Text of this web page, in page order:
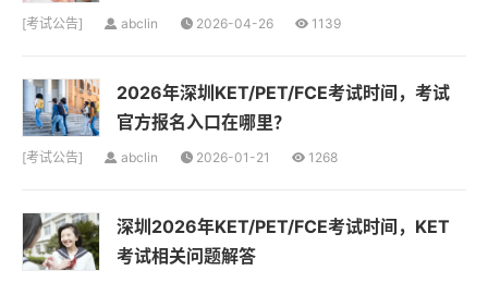
[考试公告] abclin 2026-04-26 1139
2026年深圳KET/PET/FCE考试时间，考试
官方报名入口在哪里？
[考试公告] abclin 2026-01-21 1268
深圳2026年KET/PET/FCE考试时间，KET
考试相关问题解答